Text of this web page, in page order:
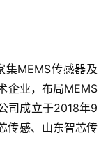
MEMS传感器及
企业，布局MEMS
司成立于2018年9
传感、山东智芯传